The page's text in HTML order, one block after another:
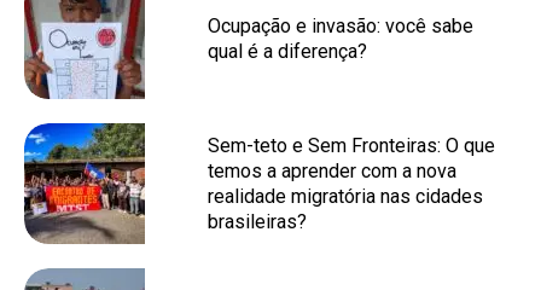
Ocupação e invasão: você sabe
qual é a diferença?
Sem-teto e Sem Fronteiras: O que
temos a aprender com a nova
realidade migratória nas cidades
brasileiras?